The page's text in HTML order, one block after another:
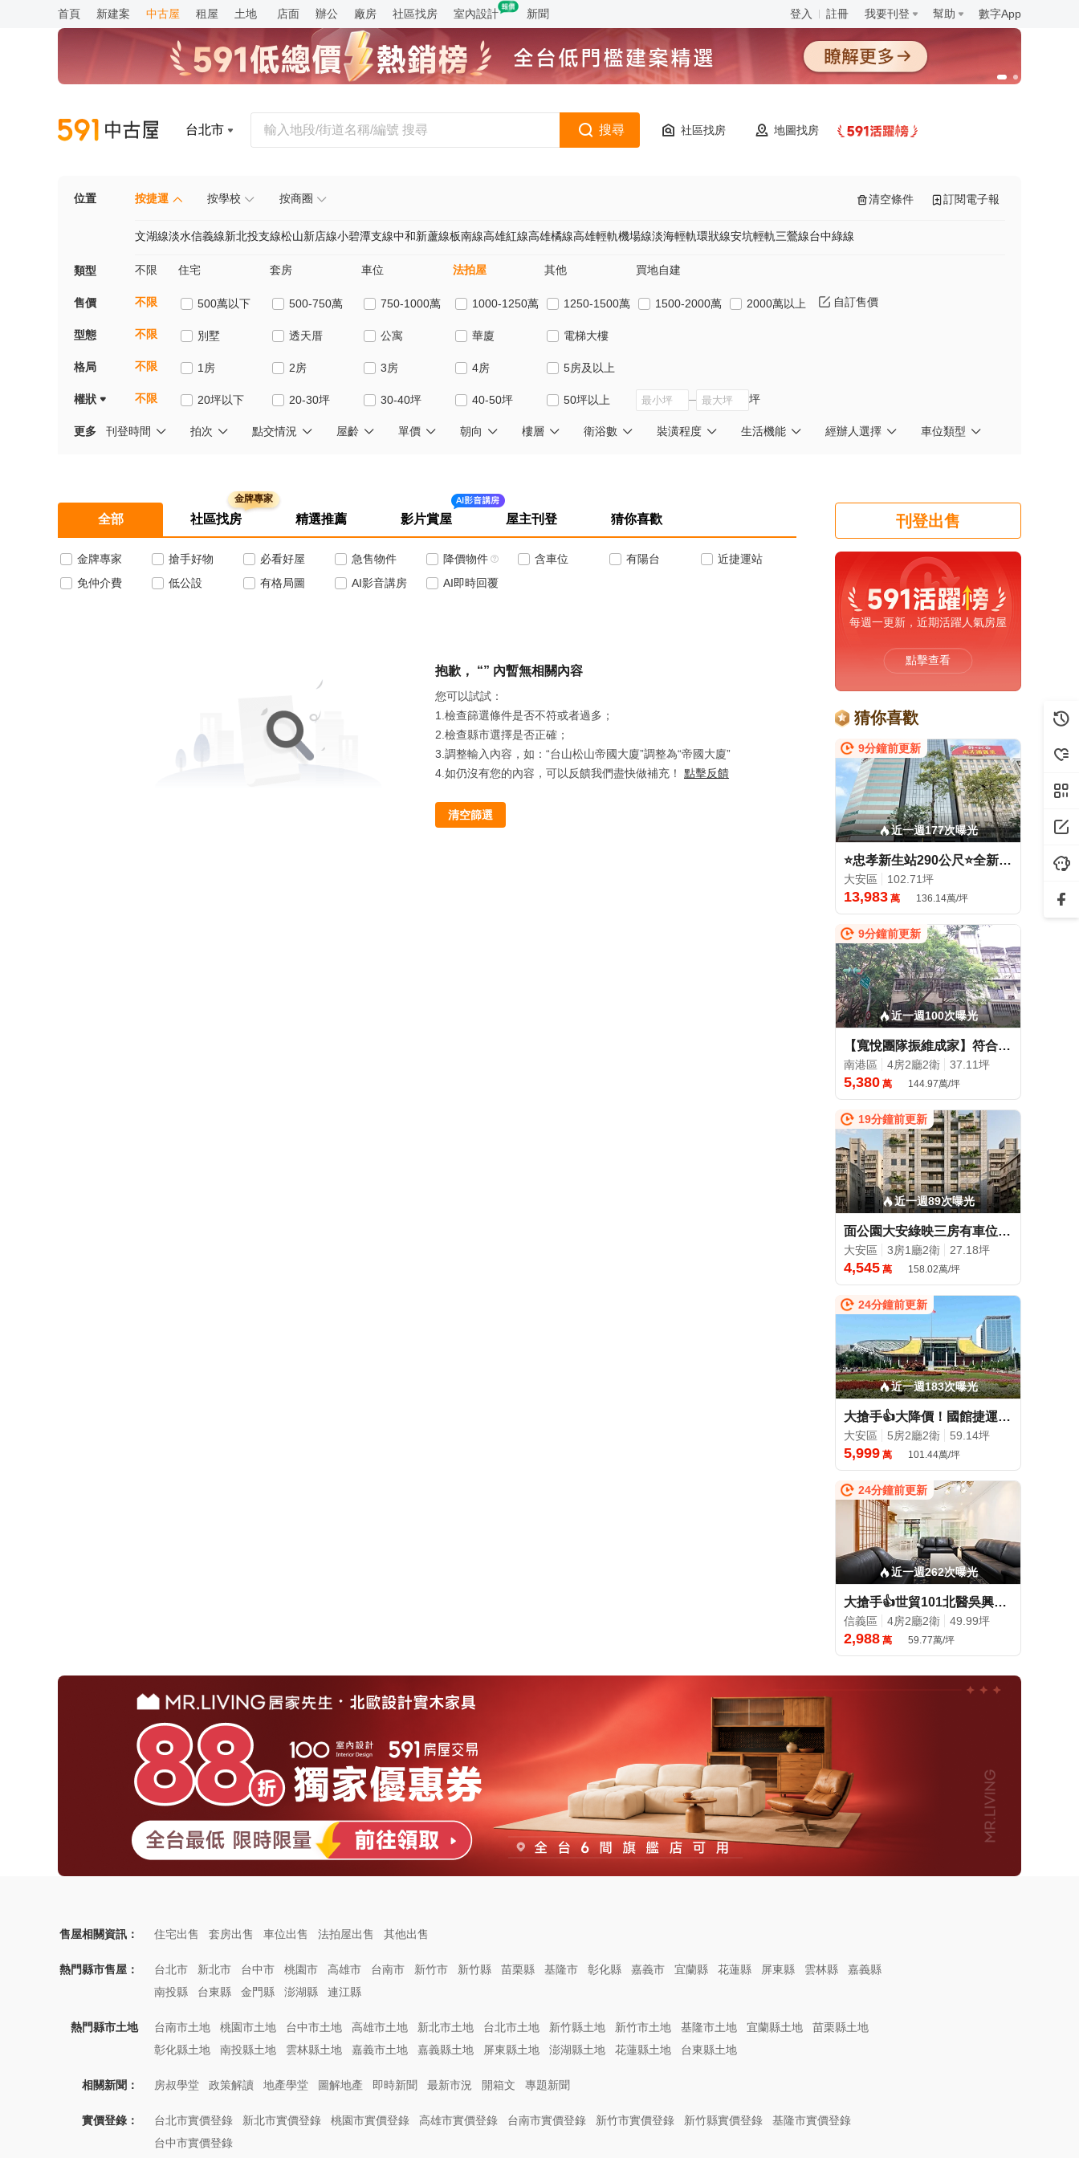
首頁 新建案 中古屋 租屋 土地 店面 辦公 廠房 社區找房 室內設計 新聞 登入 註冊 我要刊登 幫助 數字App
台北市 搜尋 社區找房 地圖找房
清空條件 訂閱電子報
位置 按捷運 按學校 按商圈
文湖線淡水信義線新北投支線松山新店線小碧潭支線中和新蘆線板南線高雄紅線高雄橘線高雄輕軌機場線淡海輕軌環狀線安坑輕軌三鶯線台中綠線
類型 不限 住宅 套房 車位 法拍屋 其他 買地自建
售價 不限 500萬以下 500-750萬 750-1000萬 1000-1250萬 1250-1500萬 1500-2000萬 2000萬以上 自訂售價
型態 不限 別墅 透天厝 公寓 華廈 電梯大樓
格局 不限 1房 2房 3房 4房 5房及以上
權狀 不限 20坪以下 20-30坪 30-40坪 40-50坪 50坪以上 坪
更多 刊登時間 拍次 點交情況 屋齡 單價 朝向 樓層 衛浴數 裝潢程度 生活機能 經辦人選擇 車位類型
全部 社區找房 精選推薦 影片賞屋 屋主刊登 猜你喜歡
金牌專家 搶手好物 必看好屋 急售物件 降價物件 含車位 有陽台
近捷運站
免仲介費
低公設 有格局圖 AI影音講房 AI即時回覆
抱歉， “” 內暫無相關內容
您可以試試：
1.檢查篩選條件是否不符或者過多；
2.檢查縣市選擇是否正確；
3.調整輸入內容，如：“台山松山帝國大廈”調整為“帝國大廈”
4.如仍沒有您的內容，可以反饋我們盡快做補充！ 點擊反饋
清空篩選
刊登出售
每週一更新，近期活躍人氣房屋
點擊查看
猜你喜歡
9分鐘前更新
近一週177次曝光
⭐忠孝新生站290公尺⭐全新16米面寬玻璃帷幕商辦(可診所)
大安區 102.71坪
13,983 萬 136.14萬/坪
9分鐘前更新
近一週100次曝光
【寬悅團隊振維成家】符合海砂輻射都更條件、翻轉東區門戶
南港區 4房2廳2衛 37.11坪
5,380 萬 144.97萬/坪
19分鐘前更新
近一週89次曝光
面公園大安綠映三房有車位-專人承辦
大安區 3房1廳2衛 27.18坪
4,545 萬 158.02萬/坪
24分鐘前更新
近一週183次曝光
大搶手👍大降價！國館捷運大巨蛋高樓電梯5房頂加~土地大
大安區 5房2廳2衛 59.14坪
5,999 萬 101.44萬/坪
24分鐘前更新
近一週262次曝光
大搶手👍世貿101北醫吳興通化商圈邊間三面採光4房~土地大
信義區 4房2廳2衛 49.99坪
2,988 萬 59.77萬/坪
售屋相關資訊： 住宅出售 套房出售 車位出售 法拍屋出售 其他出售
熱門縣市售屋： 台北市 新北市 台中市 桃園市 高雄市 台南市 新竹市 新竹縣 苗栗縣 基隆市 彰化縣 嘉義市 宜蘭縣 花蓮縣 屏東縣 雲林縣
嘉義縣
南投縣
台東縣 金門縣 澎湖縣 連江縣
熱門縣市土地 台南市土地 桃園市土地 台中市土地 高雄市土地 新北市土地 台北市土地 新竹縣土地 新竹市土地 基隆市土地 宜蘭縣土地
苗栗縣土地
彰化縣土地
南投縣土地 雲林縣土地 嘉義市土地 嘉義縣土地 屏東縣土地 澎湖縣土地 花蓮縣土地 台東縣土地
相關新聞： 房叔學堂 政策解讀 地產學堂 圖解地產 即時新聞 最新市況 開箱文 專題新聞
實價登錄： 台北市實價登錄 新北市實價登錄 桃園市實價登錄 高雄市實價登錄 台南市實價登錄 新竹市實價登錄 新竹縣實價登錄
基隆市實價登錄
台中市實價登錄